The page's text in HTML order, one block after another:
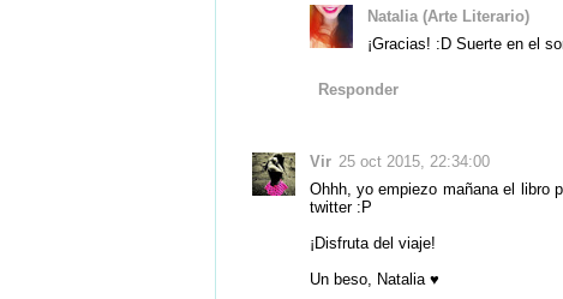
Natalia (Arte Literario)
¡Gracias! :D Suerte en el
Responder
Vir 25 oct 2015, 22:34:00
Ohhh, yo empiezo mañana el libro
twitter :P
¡Disfruta del viaje!
Un beso, Natalia ♥